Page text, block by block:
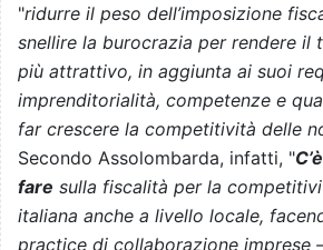
"ridurre il peso dell’imposizione
snellire la burocrazia per rendere il
più attrattivo, in aggiunta ai suoi
imprenditorialità, competenze e
far crescere la competitività delle
Secondo Assolombarda, infatti, "
fare sulla fiscalità per la
italiana anche a livello locale,
practice di collaborazione imprese